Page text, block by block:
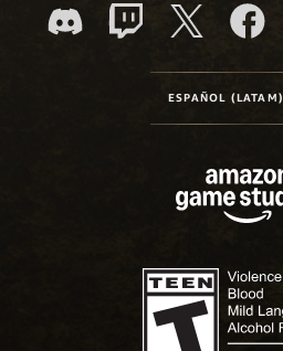
ESPAÑOL (LATAM)